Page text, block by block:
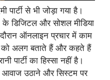
से भी जोड़ा गया है।
डिजिटल और सोशल मीडिया
ऑनलाइन प्रचार में काम
अलग बताते हैं और कहते हैं
पार्टी का हिस्सा नहीं है।
उठाने और सिस्टम पर